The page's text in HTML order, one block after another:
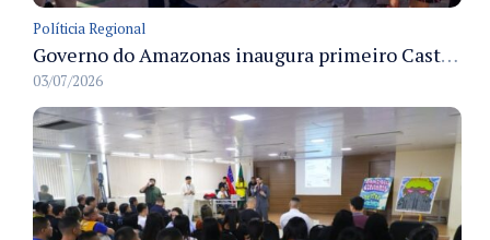
Políticia Regional
Governo do Amazonas inaugura primeiro Castramóvel Fluvial para atendimento veterinário às comunidades ribeirinhas e castração gratuita
03/07/2026